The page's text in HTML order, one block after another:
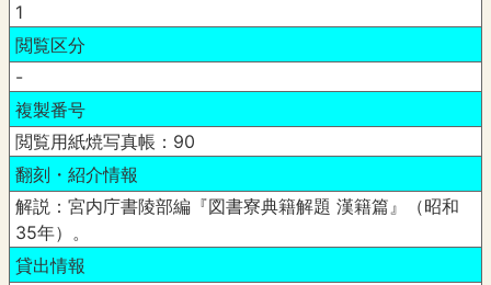
1
閲覧区分
-
複製番号
閲覧用紙焼写真帳：90
翻刻・紹介情報
解説：宮内庁書陵部編『図書寮典籍解題 漢籍篇』（昭和
35年）。
貸出情報